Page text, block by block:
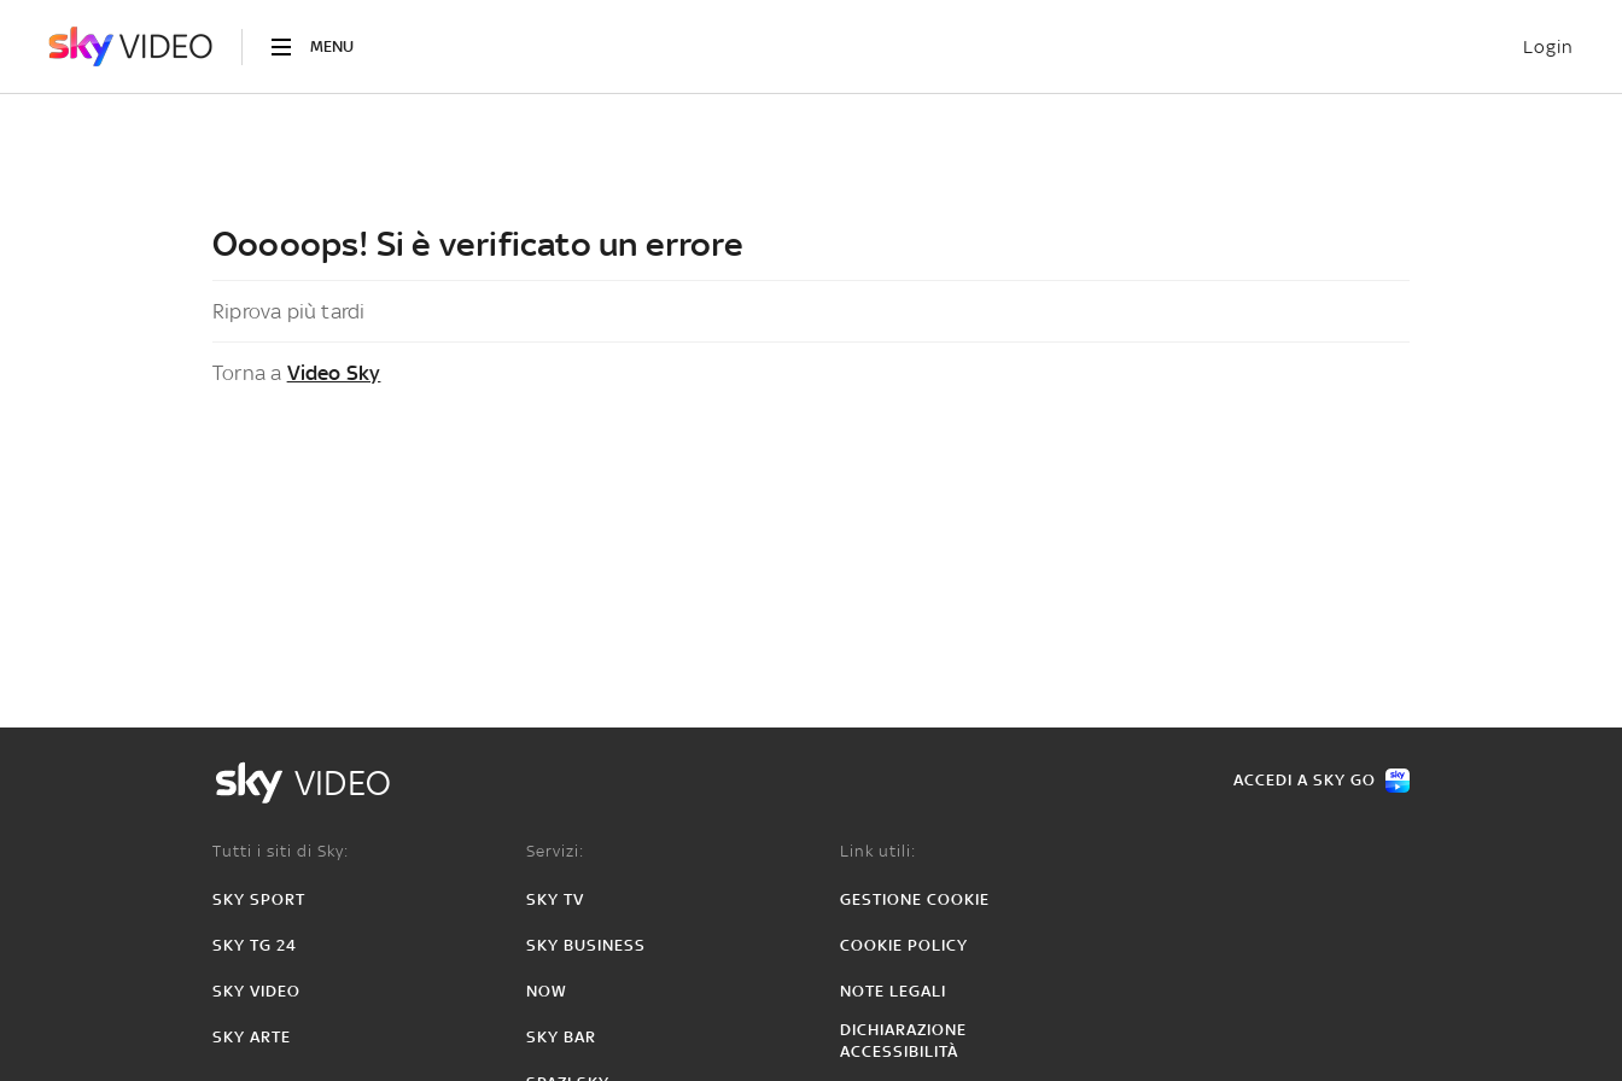
MENU Login
Ooooops! Si è verificato un errore
Riprova più tardi
Torna a Video Sky
VIDEO ACCEDI A SKY GO
Tutti i siti di Sky:
SKY SPORT
SKY TG 24
SKY VIDEO
SKY ARTE
Servizi:
SKY TV
SKY BUSINESS
NOW
SKY BAR
Link utili:
GESTIONE COOKIE
COOKIE POLICY
NOTE LEGALI
DICHIARAZIONE
ACCESSIBILITÀ